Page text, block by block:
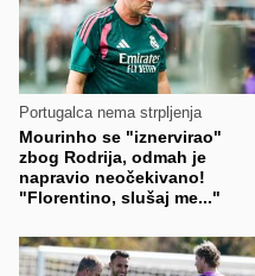
Portugalca nema strpljenja
Mourinho se "iznervirao"
zbog Rodrija, odmah je
napravio neočekivano!
"Florentino, slušaj me..."